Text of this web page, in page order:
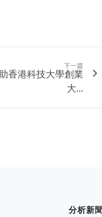
下一篇
香港科技大學創業
大...
分析新